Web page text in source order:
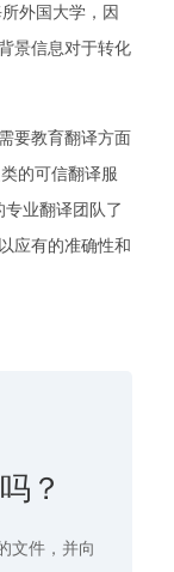
外国大学，因
景信息对于转化
要教育翻译方面
的可信翻译服
业翻译团队了
应有的准确性和
？
文件，并向